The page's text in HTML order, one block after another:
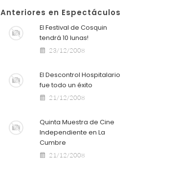
Anteriores en Espectáculos
El Festival de Cosquin
tendrá 10 lunas!
23/12/2008
El Descontrol Hospitalario
fue todo un éxito
21/12/2008
Quinta Muestra de Cine
Independiente en La
Cumbre
21/12/2008